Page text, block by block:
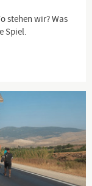
stehen wir? Was
Spiel.
die, die für